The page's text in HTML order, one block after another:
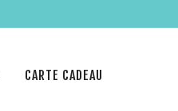
CARTE CADEAU